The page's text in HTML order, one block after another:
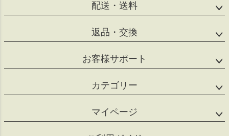
配送・送料
返品・交換
お客様サポート
カテゴリー
マイページ